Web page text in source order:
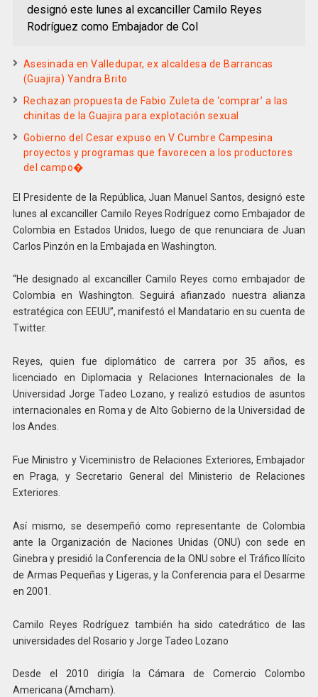
designó este lunes al excanciller Camilo Reyes
Rodríguez como Embajador de Col
Asesinada en Valledupar, ex alcaldesa de Barrancas
(Guajira) Yandra Brito
Rechazan propuesta de Fabio Zuleta de ‘comprar’ a las
chinitas de la Guajira para explotación sexual
Gobierno del Cesar expuso en V Cumbre Campesina
proyectos y programas que favorecen a los productores
del campo�
El Presidente de la República, Juan Manuel Santos, designó este
lunes al excanciller Camilo Reyes Rodríguez como Embajador de
Colombia en Estados Unidos, luego de que renunciara de Juan
Carlos Pinzón en la Embajada en Washington.
“He designado al excanciller Camilo Reyes como embajador de
Colombia en Washington. Seguirá afianzado nuestra alianza
estratégica con EEUU”, manifestó el Mandatario en su cuenta de
Twitter.
Reyes, quien fue diplomático de carrera por 35 años, es
licenciado en Diplomacia y Relaciones Internacionales de la
Universidad Jorge Tadeo Lozano, y realizó estudios de asuntos
internacionales en Roma y de Alto Gobierno de la Universidad de
los Andes.
Fue Ministro y Viceministro de Relaciones Exteriores, Embajador
en Praga, y Secretario General del Ministerio de Relaciones
Exteriores.
Así mismo, se desempeñó como representante de Colombia
ante la Organización de Naciones Unidas (ONU) con sede en
Ginebra y presidió la Conferencia de la ONU sobre el Tráfico Ilícito
de Armas Pequeñas y Ligeras, y la Conferencia para el Desarme
en 2001.
Camilo Reyes Rodríguez también ha sido catedrático de las
universidades del Rosario y Jorge Tadeo Lozano
Desde el 2010 dirigía la Cámara de Comercio Colombo
Americana (Amcham).